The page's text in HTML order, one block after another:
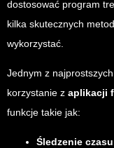
dostosować program
kilka skutecznych
wykorzystać.
Jednym z
korzystanie z aplikacji
funkcje takie jak:
Śledzenie